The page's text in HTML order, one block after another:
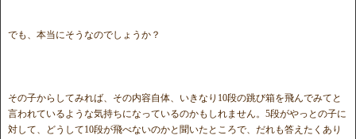
でも、本当にそうなのでしょうか？
その子からしてみれば、その内容自体、いきなり10段の跳び箱を飛んでみてと
言われているような気持ちになっているのかもしれません。5段がやっとの子に
対して、どうして10段が飛べないのかと聞いたところで、だれも答えたくあり